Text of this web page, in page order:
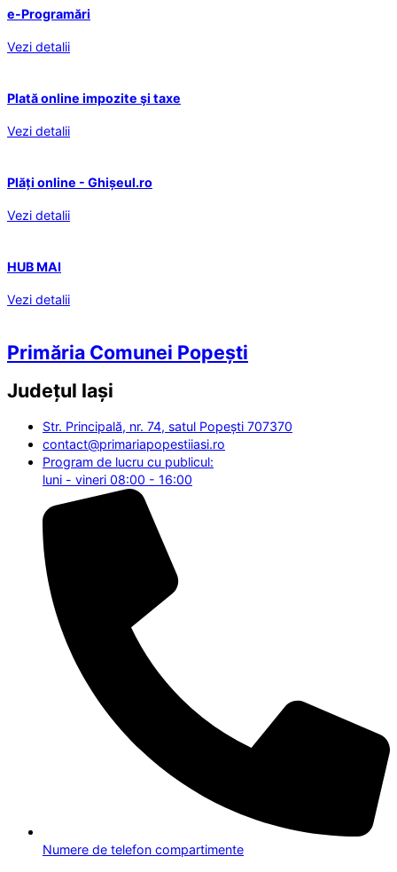
e-Programări
Vezi detalii
Plată online impozite şi taxe
Vezi detalii
Plăți online - Ghișeul.ro
Vezi detalii
HUB MAI
Vezi detalii
Primăria Comunei Popești
Județul Iași
Str. Principală, nr. 74, satul Popești 707370
contact@primariapopestiiasi.ro
Program de lucru cu publicul:
luni - vineri 08:00 - 16:00
Numere de telefon compartimente